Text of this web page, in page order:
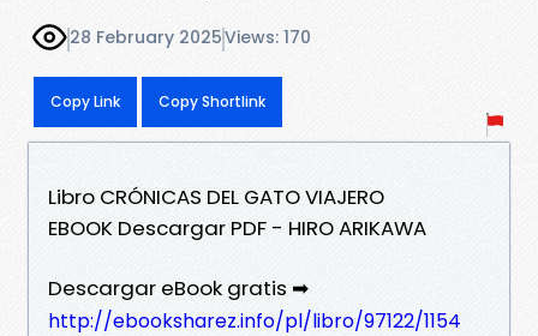
28 February 2025Views: 170
Copy Link Copy Shortlink
Libro CRÓNICAS DEL GATO VIAJERO
EBOOK Descargar PDF - HIRO ARIKAWA
Descargar eBook gratis ➡
http://ebooksharez.info/pl/libro/97122/1154